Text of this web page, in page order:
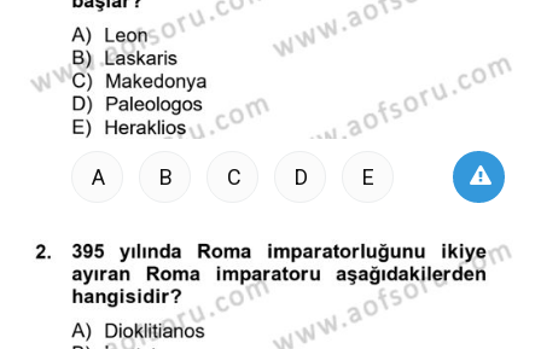
A B C D E